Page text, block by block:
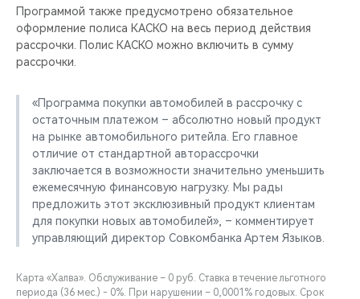
Программой также предусмотрено обязательное
оформление полиса КАСКО на весь период действия
рассрочки. Полис КАСКО можно включить в сумму
рассрочки.
«Программа покупки автомобилей в рассрочку с
остаточным платежом – абсолютно новый продукт
на рынке автомобильного ритейла. Его главное
отличие от стандартной авторассрочки
заключается в возможности значительно уменьшить
ежемесячную финансовую нагрузку. Мы рады
предложить этот эксклюзивный продукт клиентам
для покупки новых автомобилей», – комментирует
управляющий директор Совкомбанка Артем Языков.
Карта «Халва». Обслуживание – 0 руб. Ставка в течение льготного
периода (36 мес.) - 0%. При нарушении – 0,0001% годовых. Срок